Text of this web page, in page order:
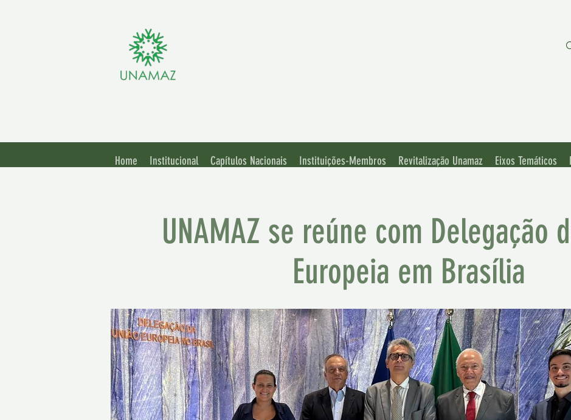
Home Institucional Capítulos Nacionais Instituições-Membros Revitalização Unamaz Eixos Temáticos
UNAMAZ se reúne com Delegação
Europeia em Brasília